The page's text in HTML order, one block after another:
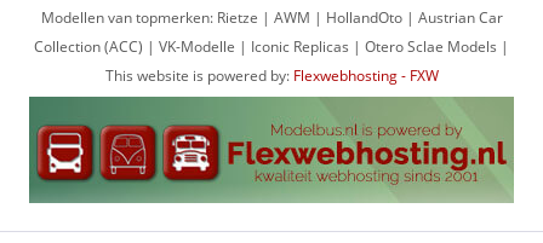
Modellen van topmerken: Rietze | AWM | HollandOto | Austrian Car
Collection (ACC) | VK-Modelle | Iconic Replicas | Otero Sclae Models |
This website is powered by: Flexwebhosting - FXW